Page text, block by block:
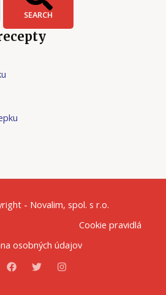
SEARCH
- Novalim, spol. s r.o.
Cookie pravidlá
osobných údajov